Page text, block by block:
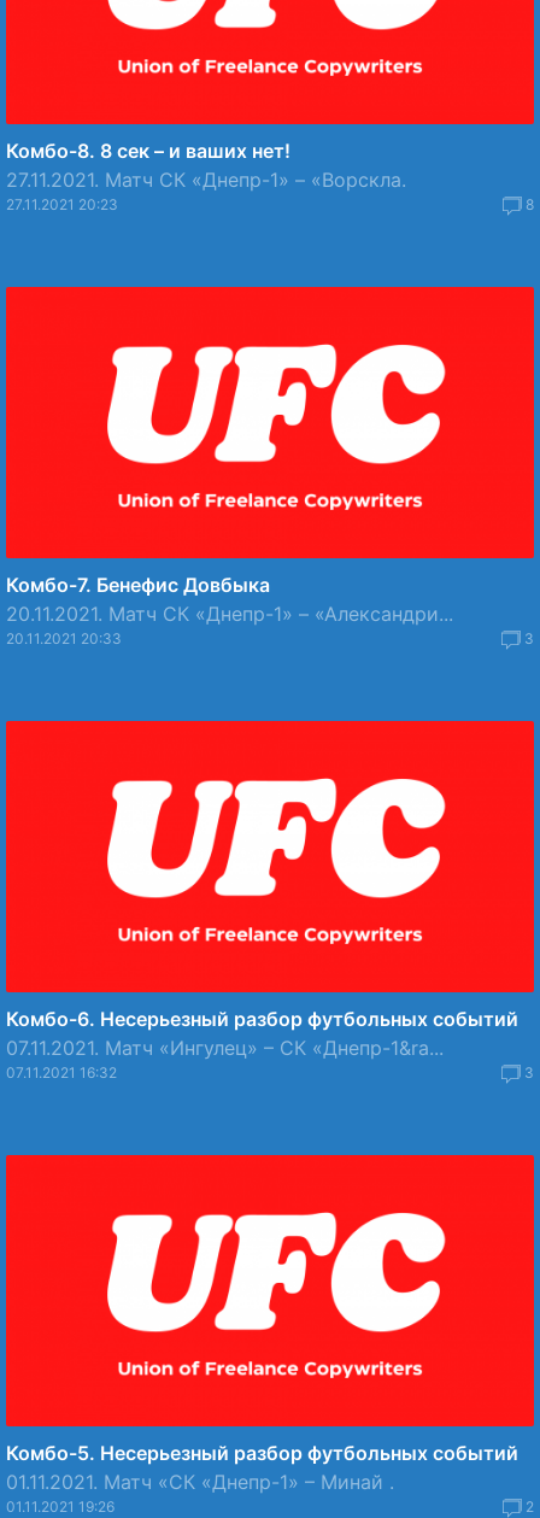
Комбо-8. 8 сек – и ваших нет!
27.11.2021. Матч СК «Днепр-1» – «Ворскла.
27.11.2021 20:23 8
Комбо-7. Бенефис Довбыка
20.11.2021. Матч СК «Днепр-1» – «Александри...
20.11.2021 20:33 3
Комбо-6. Несерьезный разбор футбольных событий
07.11.2021. Матч «Ингулец» – СК «Днепр-1&ra...
07.11.2021 16:32 3
Комбо-5. Несерьезный разбор футбольных событий
01.11.2021. Матч «СК «Днепр-1» – Минай .
01.11.2021 19:26 2